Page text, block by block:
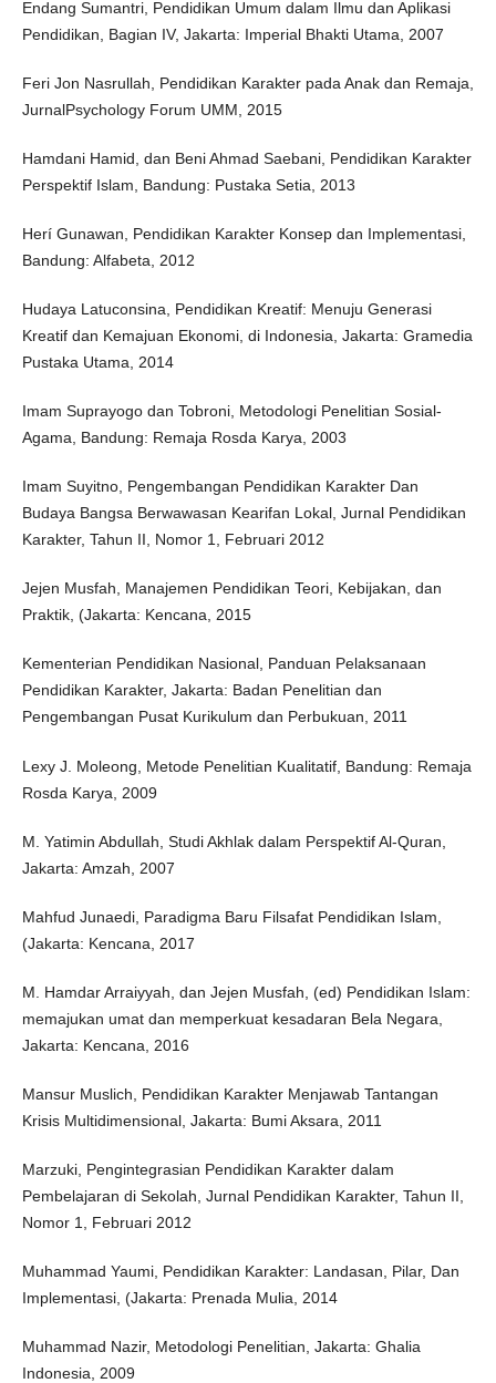
Endang Sumantri, Pendidikan Umum dalam Ilmu dan Aplikasi
Pendidikan, Bagian IV, ‎Jakarta: Imperial Bhakti Utama, 2007‎
Feri Jon Nasrullah, Pendidikan Karakter pada Anak dan Remaja,
JurnalPsychology Forum UMM, ‎2015
Hamdani Hamid, dan Beni Ahmad Saebani, Pendidikan Karakter
Perspektif Islam, Bandung: Pustaka Setia, 2013
Herí Gunawan, Pendidikan Karakter Konsep dan Implementasi,
‎Bandung: Alfabeta, 2012‎‎
Hudaya Latuconsina, Pendidikan Kreatif: Menuju Generasi
Kreatif dan Kemajuan Ekonomi, di Indonesia, Jakarta: Gramedia
Pustaka Utama, 2014
Imam Suprayogo dan Tobroni, Metodologi Penelitian Sosial-
Agama, ‎Bandung: Remaja Rosda Karya, 2003‎
Imam Suyitno, Pengembangan Pendidikan Karakter Dan
Budaya Bangsa Berwawasan Kearifan Lokal, Jurnal Pendidikan
Karakter, Tahun II, Nomor 1, Februari 2012
Jejen Musfah, Manajemen Pendidikan Teori, Kebijakan, dan
Praktik, (Jakarta: Kencana, 2015
Kementerian Pendidikan Nasional, Panduan Pelaksanaan
Pendidikan Karakter, ‎Jakarta: Badan Penelitian dan
Pengembangan Pusat Kurikulum dan Perbukuan, 2011
Lexy J. Moleong, Metode Penelitian Kualitatif, ‎Bandung: Remaja
Rosda Karya, 2009‎
M. Yatimin Abdullah, Studi Akhlak dalam Perspektif Al-Quran,
‎Jakarta: Amzah, 2007‎
Mahfud Junaedi, Paradigma Baru Filsafat Pendidikan Islam,
(Jakarta: Kencana, 2017
M. Hamdar Arraiyyah, dan Jejen Musfah, (ed) Pendidikan Islam:
memajukan umat dan memperkuat kesadaran Bela Negara,
Jakarta: Kencana, 2016
Mansur Muslich, Pendidikan Karakter Menjawab Tantangan
Krisis Multidimensional, ‎Jakarta: Bumi Aksara, 2011‎
Marzuki, Pengintegrasian Pendidikan Karakter dalam
Pembelajaran di Sekolah, Jurnal Pendidikan Karakter, Tahun II,
Nomor 1, Februari 2012
Muhammad Yaumi, Pendidikan Karakter: Landasan, Pilar, Dan
Implementasi, (Jakarta: Prenada Mulia, 2014
Muhammad Nazir, Metodologi Penelitian, ‎Jakarta: Ghalia
Indonesia, 2009